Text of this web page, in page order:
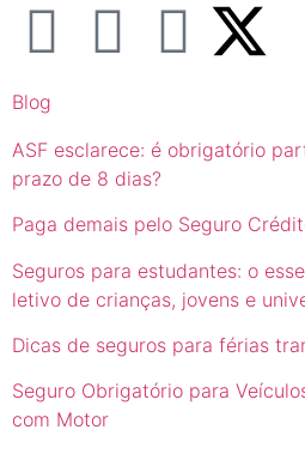
Blog
ASF esclarece: é obrigatório
prazo de 8 dias?
Paga demais pelo Seguro
Seguros para estudantes: o
letivo de crianças, jovens e
Dicas de seguros para férias
Seguro Obrigatório para
com Motor